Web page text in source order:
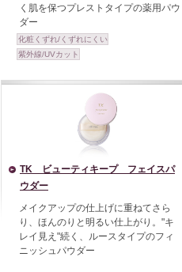
く肌を保つプレストタイプの薬用パウ
ダー
化粧くずれ/くずれにくい
紫外線/UVカット
TK ビューティキープ フェイスパ
ウダー
メイクアップの仕上げに重ねてさら
り、ほんのりと明るい仕上がり。"キ
レイ見え"続く、ルースタイプのフィ
ニッシュパウダー